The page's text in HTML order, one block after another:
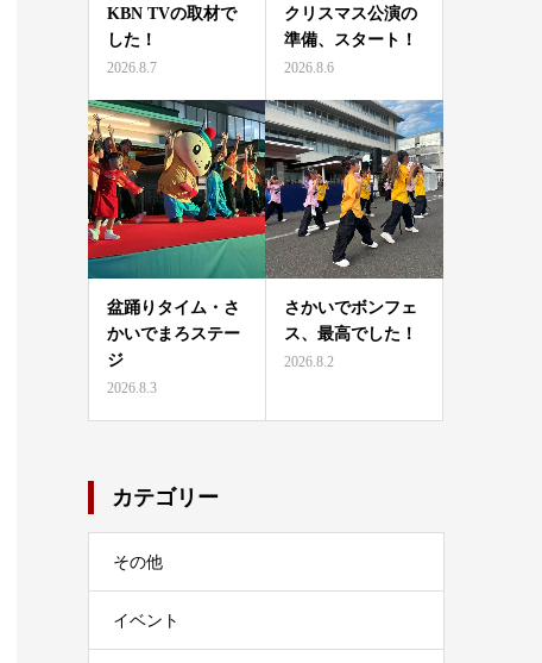
KBN TVの取材で
した！
2026.8.7
クリスマス公演の
準備、スタート！
2026.8.6
盆踊りタイム・さ
かいでまろステー
ジ
2026.8.3
さかいでボンフェ
ス、最高でした！
2026.8.2
カテゴリー
その他
イベント